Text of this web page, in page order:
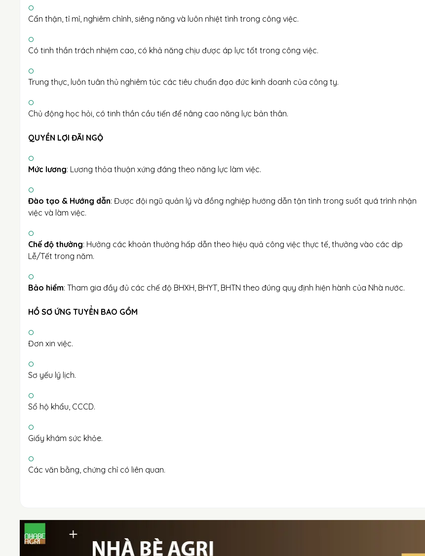
Cẩn thận, tỉ mỉ, nghiêm chỉnh, siêng năng và luôn nhiệt tình trong công việc.
Có tinh thần trách nhiệm cao, có khả năng chịu được áp lực tốt trong công việc.
Trung thực, luôn tuân thủ nghiêm túc các tiêu chuẩn đạo đức kinh doanh của công ty.
Chủ động học hỏi, có tinh thần cầu tiến để nâng cao năng lực bản thân.
QUYỀN LỢI ĐÃI NGỘ
Mức lương: Lương thỏa thuận xứng đáng theo năng lực làm việc.
Đào tạo & Hướng dẫn: Được đội ngũ quản lý và đồng nghiệp hướng dẫn tận tình trong suốt quá trình nhận
việc và làm việc.
Chế độ thưởng: Hưởng các khoản thưởng hấp dẫn theo hiệu quả công việc thực tế, thưởng vào các dịp
Lễ/Tết trong năm.
Bảo hiểm: Tham gia đầy đủ các chế độ BHXH, BHYT, BHTN theo đúng quy định hiện hành của Nhà nước.
HỒ SƠ ỨNG TUYỂN BAO GỒM
Đơn xin việc.
Sơ yếu lý lịch.
Sổ hộ khẩu, CCCD.
Giấy khám sức khỏe.
Các văn bằng, chứng chỉ có liên quan.